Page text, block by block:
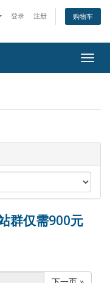
登录 注册 购物车
群仅需900元